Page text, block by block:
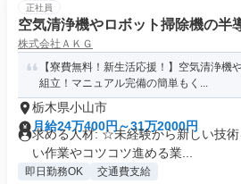
正社員
空気清浄機やロボット掃除機の半
株式会社ＡＫＧ
【寮費無料！新生活応援！】空気清浄機
組立！マニュアル完備の簡単もく...
栃木県小山市
月給24万400円～31万2000円
求める人材: ☆未経験から新しい技
い作業やコツコツ進める業...
即日勤務OK 交通費支給